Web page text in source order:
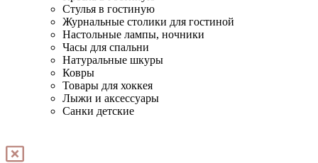
Стулья в гостиную
Журнальные столики для гостиной
Настольные лампы, ночники
Часы для спальни
Натуральные шкуры
Ковры
Товары для хоккея
Лыжи и аксессуары
Санки детские